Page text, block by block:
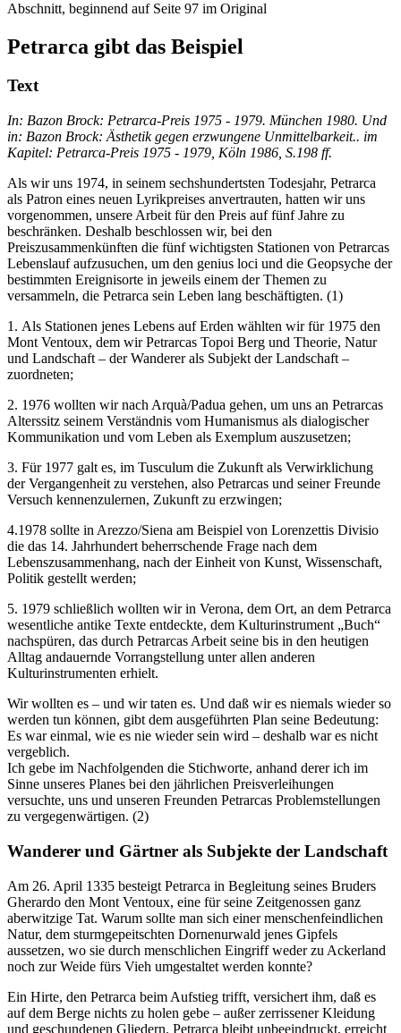
Abschnitt, beginnend auf Seite 97 im Original
Petrarca gibt das Beispiel
Text
In: Bazon Brock: Petrarca-Preis 1975 - 1979. München 1980. Und
in: Bazon Brock: Ästhetik gegen erzwungene Unmittelbarkeit.. im
Kapitel: Petrarca-Preis 1975 - 1979, Köln 1986, S.198 ff.
Als wir uns 1974, in seinem sechshundertsten Todesjahr, Petrarca
als Patron eines neuen Lyrikpreises anvertrauten, hatten wir uns
vorgenommen, unsere Arbeit für den Preis auf fünf Jahre zu
beschränken. Deshalb beschlossen wir, bei den
Preiszusammenkünften die fünf wichtigsten Stationen von Petrarcas
Lebenslauf aufzusuchen, um den genius loci und die Geopsyche der
bestimmten Ereignisorte in jeweils einem der Themen zu
versammeln, die Petrarca sein Leben lang beschäftigten. (1)
1. Als Stationen jenes Lebens auf Erden wählten wir für 1975 den
Mont Ventoux, dem wir Petrarcas Topoi Berg und Theorie, Natur
und Landschaft – der Wanderer als Subjekt der Landschaft –
zuordneten;
2. 1976 wollten wir nach Arquà/Padua gehen, um uns an Petrarcas
Alterssitz seinem Verständnis vom Humanismus als dialogischer
Kommunikation und vom Leben als Exemplum auszusetzen;
3. Für 1977 galt es, im Tusculum die Zukunft als Verwirklichung
der Vergangenheit zu verstehen, also Petrarcas und seiner Freunde
Versuch kennenzulernen, Zukunft zu erzwingen;
4.1978 sollte in Arezzo/Siena am Beispiel von Lorenzettis Divisio
die das 14. Jahrhundert beherrschende Frage nach dem
Lebenszusammenhang, nach der Einheit von Kunst, Wissenschaft,
Politik gestellt werden;
5. 1979 schließlich wollten wir in Verona, dem Ort, an dem Petrarca
wesentliche antike Texte entdeckte, dem Kulturinstrument „Buch“
nachspüren, das durch Petrarcas Arbeit seine bis in den heutigen
Alltag andauernde Vorrangstellung unter allen anderen
Kulturinstrumenten erhielt.
Wir wollten es – und wir taten es. Und daß wir es niemals wieder so
werden tun können, gibt dem ausgeführten Plan seine Bedeutung:
Es war einmal, wie es nie wieder sein wird – deshalb war es nicht
vergeblich.
Ich gebe im Nachfolgenden die Stichworte, anhand derer ich im
Sinne unseres Planes bei den jährlichen Preisverleihungen
versuchte, uns und unseren Freunden Petrarcas Problemstellungen
zu vergegenwärtigen. (2)
Wanderer und Gärtner als Subjekte der Landschaft
Am 26. April 1335 besteigt Petrarca in Begleitung seines Bruders
Gherardo den Mont Ventoux, eine für seine Zeitgenossen ganz
aberwitzige Tat. Warum sollte man sich einer menschenfeindlichen
Natur, dem sturmgepeitschten Dornenurwald jenes Gipfels
aussetzen, wo sie durch menschlichen Eingriff weder zu Ackerland
noch zur Weide fürs Vieh umgestaltet werden konnte?
Ein Hirte, den Petrarca beim Aufstieg trifft, versichert ihm, daß es
auf dem Berge nichts zu holen gebe – außer zerrissener Kleidung
und geschundenen Gliedern. Petrarca bleibt unbeeindruckt, erreicht